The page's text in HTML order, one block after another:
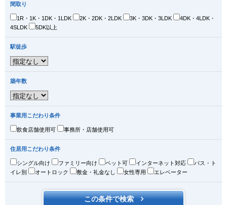
間取り
1R・1K・1DK・1LDK 2K・2DK・2LDK 3K・3DK・3LDK
4DK・4LDK・
4SLDK
5DK以上
駅徒歩
築年数
事業用こだわり条件
飲食店舗使用可 事務所・店舗使用可
住居用こだわり条件
シングル向け ファミリー向け ベット可 インターネット対応
バス・ト
イレ別
オートロック 敷金・礼金なし 女性専用 エレベーター